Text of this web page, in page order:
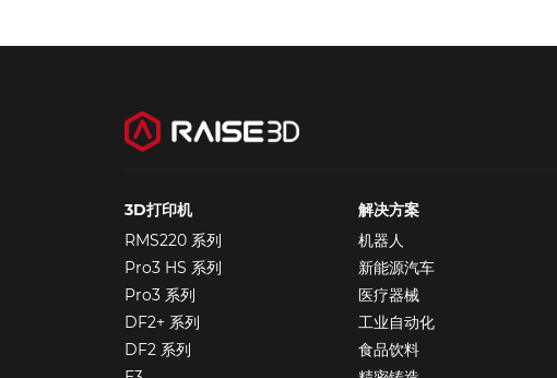
3D打印机
RMS220 系列
Pro3 HS 系列
Pro3 系列
DF2+ 系列
DF2 系列
解决方案
机器人
新能源汽车
医疗器械
工业自动化
食品饮料